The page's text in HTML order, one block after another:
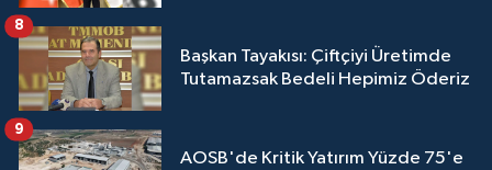
Başkan Tayakısı: Çiftçiyi Üretimde
Tutamazsak Bedeli Hepimiz Öderiz
8
AOSB'de Kritik Yatırım Yüzde 75'e
9